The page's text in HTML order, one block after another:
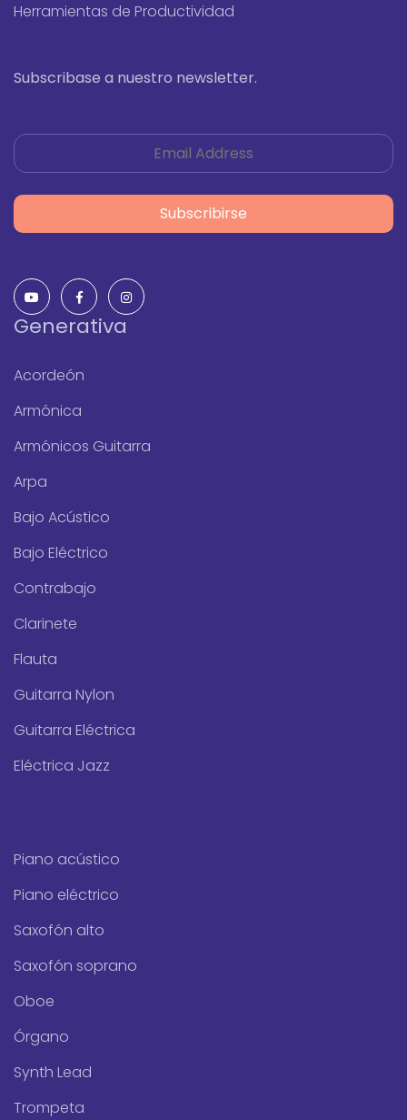
Herramientas de Productividad
Subscribase a nuestro newsletter.
Subscribirse
Generativa
Acordeón
Armónica
Armónicos Guitarra
Arpa
Bajo Acústico
Bajo Eléctrico
Contrabajo
Clarinete
Flauta
Guitarra Nylon
Guitarra Eléctrica
Eléctrica Jazz
Piano acústico
Piano eléctrico
Saxofón alto
Saxofón soprano
Oboe
Órgano
Synth Lead
Trompeta